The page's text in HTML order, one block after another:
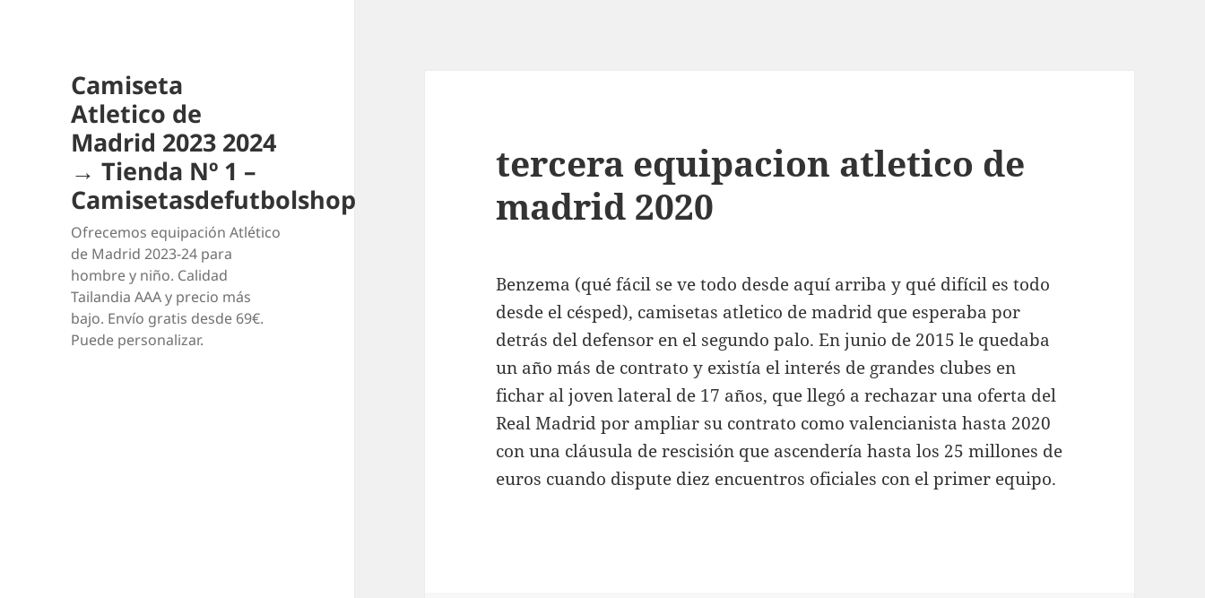
Camiseta
Atletico de
Madrid 2023 2024
→ Tienda Nº 1 –
Camisetasdefutbolshop
Ofrecemos equipación Atlético
de Madrid 2023-24 para
hombre y niño. Calidad
Tailandia AAA y precio más
bajo. Envío gratis desde 69€.
Puede personalizar.
tercera equipacion atletico de
madrid 2020
Benzema (qué fácil se ve todo desde aquí arriba y qué difícil es todo
desde el césped), camisetas atletico de madrid que esperaba por
detrás del defensor en el segundo palo. En junio de 2015 le quedaba
un año más de contrato y existía el interés de grandes clubes en
fichar al joven lateral de 17 años, que llegó a rechazar una oferta del
Real Madrid por ampliar su contrato como valencianista hasta 2020
con una cláusula de rescisión que ascendería hasta los 25 millones de
euros cuando dispute diez encuentros oficiales con el primer equipo.